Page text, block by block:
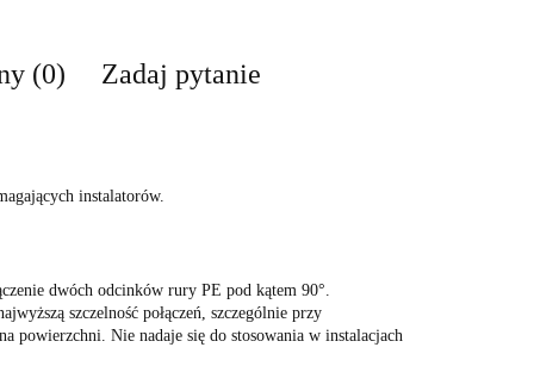
(0) Zadaj pytanie
instalatorów.
dwóch odcinków rury PE pod kątem 90°.
szczelność połączeń, szczególnie przy
Nie nadaje się do stosowania w instalacjach